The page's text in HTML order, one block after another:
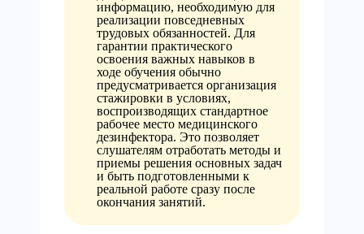
информацию, необходимую для
реализации повседневных
трудовых обязанностей. Для
гарантии практического
освоения важных навыков в
ходе обучения обычно
предусматривается организация
стажировки в условиях,
воспроизводящих стандартное
рабочее место медицинского
дезинфектора. Это позволяет
слушателям отработать методы и
приемы решения основных задач
и быть подготовленными к
реальной работе сразу после
окончания занятий.